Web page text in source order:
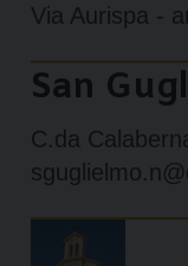
Via Aurispa -
San
C.da